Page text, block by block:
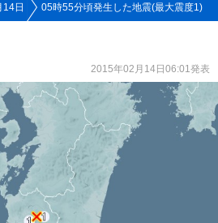
日 05時55分頃発生した地震(最大震度1)
2015年02月14日06:01発表